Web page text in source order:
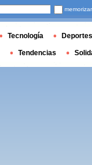
memorizar
Tecnología Deportes
Tendencias